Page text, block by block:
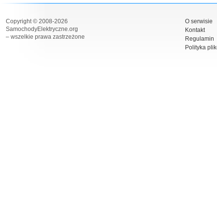
Copyright © 2008-2026
SamochodyElektryczne.org
– wszelkie prawa zastrzeżone
O serwisie
Kontakt
Regulamin
Polityka